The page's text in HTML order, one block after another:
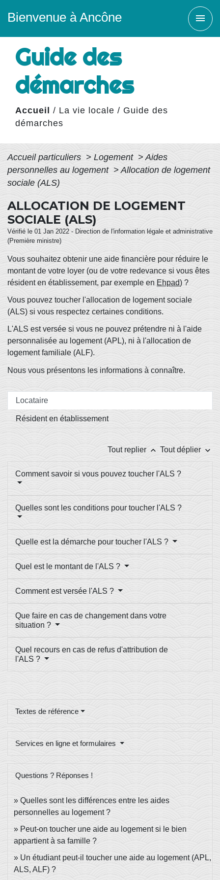
Bienvenue à Ancône menu
Guide des
démarches
Accueil / La vie locale / Guide des
démarches
Accueil particuliers > Logement > Aides
personnelles au logement > Allocation de logement
sociale (ALS)
ALLOCATION DE LOGEMENT
SOCIALE (ALS)
Vérifié le 01 Jan 2022 - Direction de l'information légale et administrative
(Première ministre)
Vous souhaitez obtenir une aide financière pour réduire le
montant de votre loyer (ou de votre redevance si vous êtes
résident en établissement, par exemple en Ehpad) ?
Vous pouvez toucher l'allocation de logement sociale
(ALS) si vous respectez certaines conditions.
L'ALS est versée si vous ne pouvez prétendre ni à l'aide
personnalisée au logement (APL), ni à l'allocation de
logement familiale (ALF).
Nous vous présentons les informations à connaître.
Locataire
Résident en établissement
Tout replier keyboard_arrow_up Tout déplier keyboard_arrow_down
Comment savoir si vous pouvez toucher l'ALS ?
Quelles sont les conditions pour toucher l'ALS ?
Quelle est la démarche pour toucher l'ALS ?
Quel est le montant de l'ALS ?
Comment est versée l'ALS ?
Que faire en cas de changement dans votre
situation ?
Quel recours en cas de refus d'attribution de
l'ALS ?
Textes de référence
Services en ligne et formulaires
Questions ? Réponses !
Quelles sont les différences entre les aides
personnelles au logement ?
Peut-on toucher une aide au logement si le bien
appartient à sa famille ?
Un étudiant peut-il toucher une aide au logement (APL,
ALS, ALF) ?